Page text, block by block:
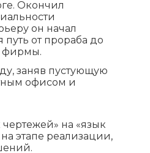
Окончил
он начал
от прораба до
фирмы.
заняв пустующую
офисом и
на «язык
этапе реализации,